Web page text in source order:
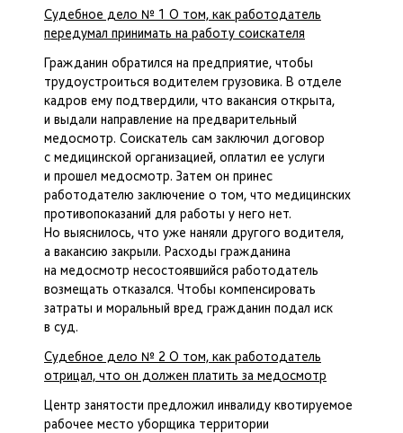
Судебное дело № 1 О том, как работодатель
передумал принимать на работу соискателя
Гражданин обратился на предприятие, чтобы
трудоустроиться водителем грузовика. В отделе
кадров ему подтвердили, что вакансия открыта,
и выдали направление на предварительный
медосмотр. Соискатель сам заключил договор
с медицинской организацией, оплатил ее услуги
и прошел медосмотр. Затем он принес
работодателю заключение о том, что медицинских
противопоказаний для работы у него нет.
Но выяснилось, что уже наняли другого водителя,
а вакансию закрыли. Расходы гражданина
на медосмотр несостоявшийся работодатель
возмещать отказался. Чтобы компенсировать
затраты и моральный вред гражданин подал иск
в суд.
Судебное дело № 2 ​​​​​​​О том, как работодатель
отрицал, что он должен платить за медосмотр
Центр занятости предложил инвалиду квотируемое
рабочее место уборщика территории